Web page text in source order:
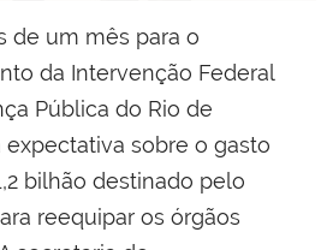
de um mês para o
da Intervenção Federal
Pública do Rio de
sobre o gasto
bilhão destinado pelo
reequipar os órgãos